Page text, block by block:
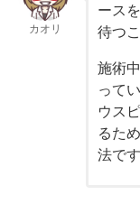
カオリ
ース
待つ
施術
って
ウス
るた
法です